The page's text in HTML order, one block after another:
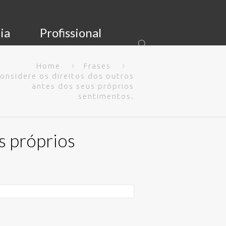
Profissional
Home
Frases
os direitos dos outros
antes dos seus próprios
sentimentos.
próprios